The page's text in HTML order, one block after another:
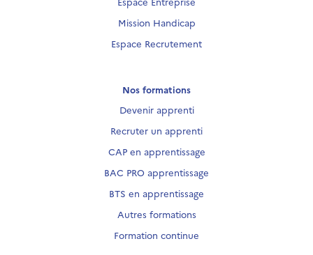
Mission Handicap
Espace Recrutement
Nos formations
Devenir apprenti
Recruter un apprenti
CAP en apprentissage
BAC PRO apprentissage
BTS en apprentissage
Autres formations
Formation continue